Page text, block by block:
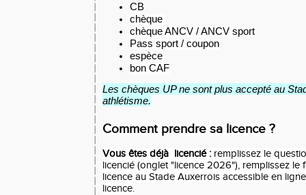
CB
chèque
chèque ANCV / ANCV sport
Pass sport / coupon
espèce
bon CAF
Les chèques UP ne sont plus accepté au
athlétisme.
Comment prendre sa licence ?
Vous êtes déjà licencié : remplissez le
licencié (onglet "licence 2026"), remplissez le
licence au Stade Auxerrois accessible en
licence.